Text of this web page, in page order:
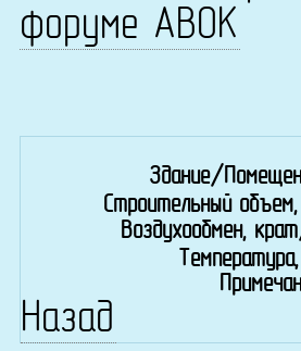
форуме АВОК
Здание/
Строительный
Воздухообмен,
Температура,
Назад